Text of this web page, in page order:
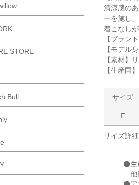
STORE
Bull
清涼感の
ーを施し
着こなしが
【ブラン
【モデル
【素材】
【生産国
サイズ
F
サイズ詳